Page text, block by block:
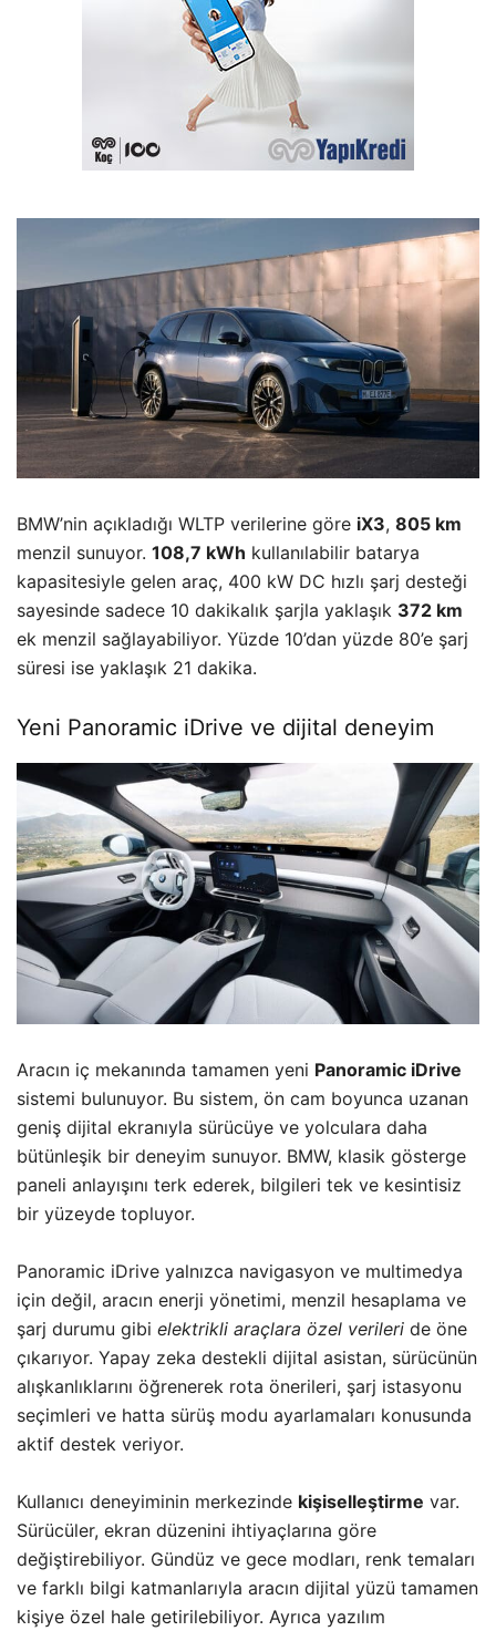
BMW’nin açıkladığı WLTP verilerine göre iX3, 805 km
menzil sunuyor. 108,7 kWh kullanılabilir batarya
kapasitesiyle gelen araç, 400 kW DC hızlı şarj desteği
sayesinde sadece 10 dakikalık şarjla yaklaşık 372 km
ek menzil sağlayabiliyor. Yüzde 10’dan yüzde 80’e şarj
süresi ise yaklaşık 21 dakika.
Yeni Panoramic iDrive ve dijital deneyim
Aracın iç mekanında tamamen yeni Panoramic iDrive
sistemi bulunuyor. Bu sistem, ön cam boyunca uzanan
geniş dijital ekranıyla sürücüye ve yolculara daha
bütünleşik bir deneyim sunuyor. BMW, klasik gösterge
paneli anlayışını terk ederek, bilgileri tek ve kesintisiz
bir yüzeyde topluyor.
Panoramic iDrive yalnızca navigasyon ve multimedya
için değil, aracın enerji yönetimi, menzil hesaplama ve
şarj durumu gibi elektrikli araçlara özel verileri de öne
çıkarıyor. Yapay zeka destekli dijital asistan, sürücünün
alışkanlıklarını öğrenerek rota önerileri, şarj istasyonu
seçimleri ve hatta sürüş modu ayarlamaları konusunda
aktif destek veriyor.
Kullanıcı deneyiminin merkezinde kişiselleştirme var.
Sürücüler, ekran düzenini ihtiyaçlarına göre
değiştirebiliyor. Gündüz ve gece modları, renk temaları
ve farklı bilgi katmanlarıyla aracın dijital yüzü tamamen
kişiye özel hale getirilebiliyor. Ayrıca yazılım